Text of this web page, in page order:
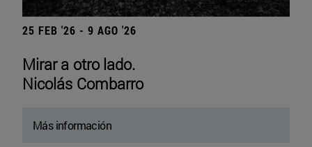
25 FEB '26 - 9 AGO '26
Mirar a otro lado.
Nicolás Combarro
Más información